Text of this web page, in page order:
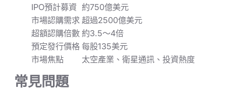
IPO預計募資 約750億美元
市場認購需求 超過2500億美元
超額認購倍數 約3.5～4倍
預定發行價格 每股135美元
市場焦點
太空產業、衛星通訊、投資熱度
常見問題